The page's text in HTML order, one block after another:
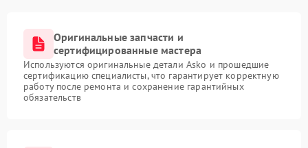
Оригинальные запчасти и
сертифицированные мастера
Используются оригинальные детали Asko и прошедшие
сертификацию специалисты, что гарантирует корректную
работу после ремонта и сохранение гарантийных
обязательств